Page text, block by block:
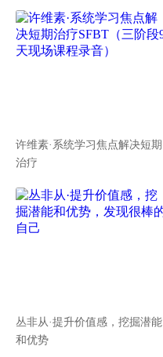
许维素·系统学习焦点解决短期
治疗
丛非从·提升价值感，挖掘潜能
和优势